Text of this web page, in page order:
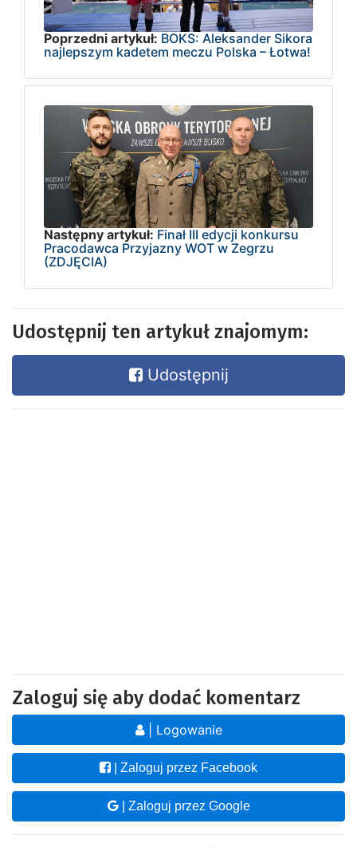
Poprzedni artykuł: BOKS: Aleksander Sikora
najlepszym kadetem meczu Polska – Łotwa!
Następny artykuł: Finał III edycji konkursu
Pracodawca Przyjazny WOT w Zegrzu
(ZDJĘCIA)
Udostępnij ten artykuł znajomym:
Udostępnij
Zaloguj się aby dodać komentarz
| Logowanie
| Zaloguj przez Facebook
| Zaloguj przez Google